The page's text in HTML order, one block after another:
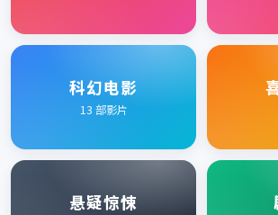
科幻电影
13 部影片
悬疑惊悚